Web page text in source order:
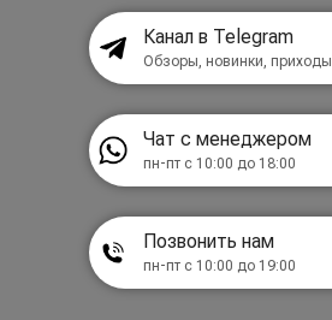
Канал в Telegram
Обзоры, новинки, приходы
Чат с менеджером
пн-пт с 10:00 до 18:00
Позвонить нам
пн-пт с 10:00 до 19:00